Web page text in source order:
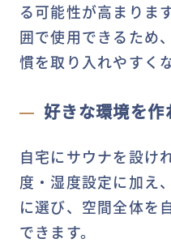
る可能性が高まりま
囲で使用できるため
慣を取り入れやすく
好きな環境を作
自宅にサウナを設け
度・湿度設定に加え
に選び、空間全体を
できます。